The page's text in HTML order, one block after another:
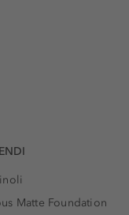
Matte Foundation